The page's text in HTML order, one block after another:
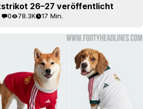
26–27 veröffentlicht
0 78.3K 17 Min.